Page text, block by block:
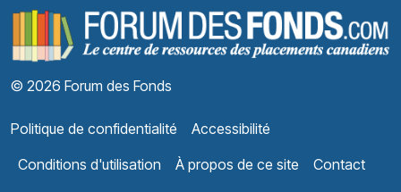
© 2026 Forum des Fonds
Politique de confidentialité
Accessibilité
Conditions d'utilisation
À propos de ce site Contact